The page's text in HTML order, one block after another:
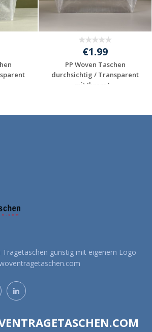
€1.99
PP Woven Taschen
durchsichtig / Transparent
mit Ihrem L...
Tragetaschen günstig mit eigenem Logo